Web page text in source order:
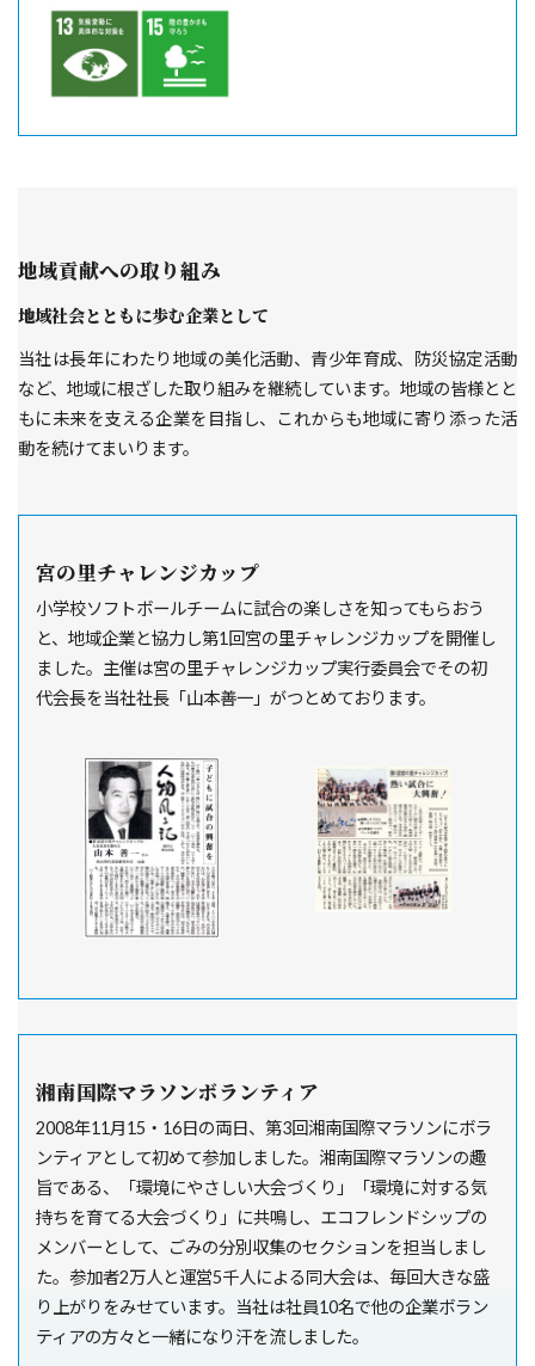
地域貢献への取り組み
地域社会とともに歩む企業として
当社は長年にわたり地域の美化活動、青少年育成、防災協定活動
など、地域に根ざした取り組みを継続しています。地域の皆様とと
もに未来を支える企業を目指し、これからも地域に寄り添った活
動を続けてまいります。
宮の里チャレンジカップ
小学校ソフトボールチームに試合の楽しさを知ってもらおう
と、地域企業と協力し第1回宮の里チャレンジカップを開催し
ました。主催は宮の里チャレンジカップ実行委員会でその初
代会長を当社社長「山本善一」がつとめております。
湘南国際マラソンボランティア
2008年11月15・16日の両日、第3回湘南国際マラソンにボラ
ンティアとして初めて参加しました。湘南国際マラソンの趣
旨である、「環境にやさしい大会づくり」「環境に対する気
持ちを育てる大会づくり」に共鳴し、エコフレンドシップの
メンバーとして、ごみの分別収集のセクションを担当しまし
た。参加者2万人と運営5千人による同大会は、毎回大きな盛
り上がりをみせています。当社は社員10名で他の企業ボラン
ティアの方々と一緒になり汗を流しました。